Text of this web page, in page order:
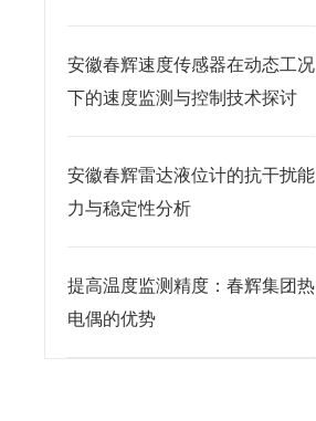
安徽春辉速度传感器在动态工况
下的速度监测与控制技术探讨
安徽春辉雷达液位计的抗干扰能
力与稳定性分析
提高温度监测精度：春辉集团热
电偶的优势